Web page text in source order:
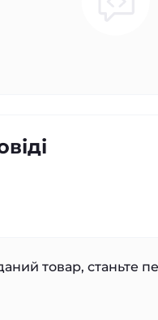
товар, станьте